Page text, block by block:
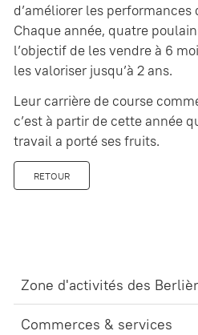
Zone d'activités des
Commerces & services
d’améliorer les
Chaque année, quatre
l’objectif de les vendre à 6
les valoriser jusqu’à 2 ans.
Leur carrière de course
c’est à partir de cette année
travail a porté ses fruits.
RETOUR